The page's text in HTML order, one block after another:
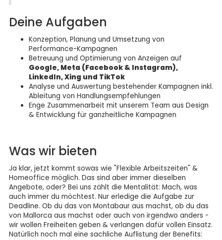
Deine Aufgaben
Konzeption, Planung und Umsetzung von
Performance-Kampagnen
Betreuung und Optimierung von Anzeigen auf
Google, Meta (Facebook & Instagram),
LinkedIn, Xing und TikTok
Analyse und Auswertung bestehender Kampagnen inkl.
Ableitung von Handlungsempfehlungen
Enge Zusammenarbeit mit unserem Team aus Design
& Entwicklung für ganzheitliche Kampagnen
Was wir bieten
Ja klar, jetzt kommt sowas wie "Flexible Arbeitszeiten" &
Homeoffice möglich. Das sind aber immer dieselben
Angebote, oder? Bei uns zählt die Mentalität: Mach, was
auch immer du möchtest. Nur erledige die Aufgabe zur
Deadline. Ob du das von Montabaur aus machst, ob du das
von Mallorca aus machst oder auch von irgendwo anders -
wir wollen Freiheiten geben & verlangen dafür vollen Einsatz.
Natürlich noch mal eine sachliche Auflistung der Benefits: